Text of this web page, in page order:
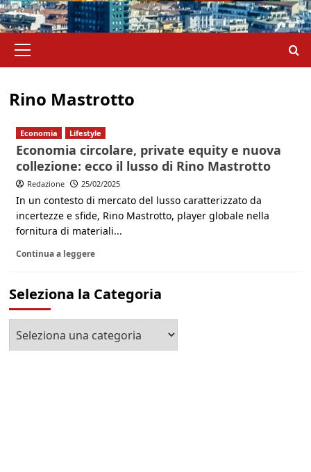
principale
Rino Mastrotto
Economia Lifestyle
Economia circolare, private equity e nuova
collezione: ecco il lusso di Rino Mastrotto
Redazione 25/02/2025
In un contesto di mercato del lusso caratterizzato da
incertezze e sfide, Rino Mastrotto, player globale nella
fornitura di materiali...
Continua a leggere
Seleziona la Categoria
la